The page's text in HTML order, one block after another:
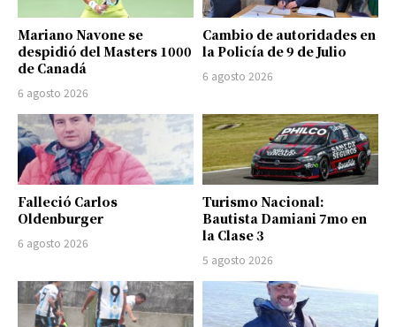
Mariano Navone se
despidió del Masters 1000
de Canadá
6 agosto 2026
Cambio de autoridades en
la Policía de 9 de Julio
6 agosto 2026
Falleció Carlos
Oldenburger
6 agosto 2026
Turismo Nacional:
Bautista Damiani 7mo en
la Clase 3
5 agosto 2026